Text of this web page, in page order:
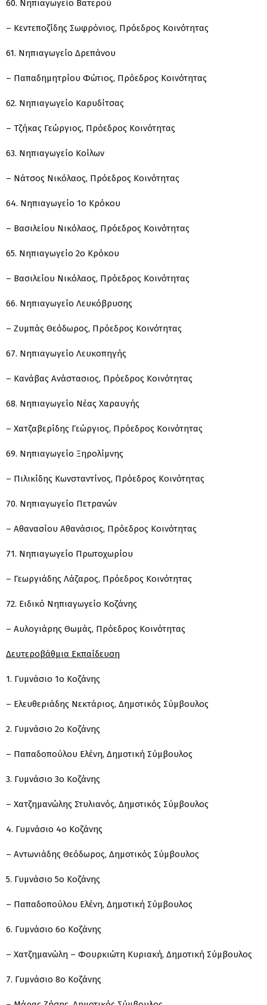
60. Νηπιαγωγείο Βατερού
– Κεντεποζίδης Σωφρόνιος, Πρόεδρος Κοινότητας
61. Νηπιαγωγείο Δρεπάνου
– Παπαδημητρίου Φώτιος, Πρόεδρος Κοινότητας
62. Νηπιαγωγείο Καρυδίτσας
– Τζήκας Γεώργιος, Πρόεδρος Κοινότητας
63. Νηπιαγωγείο Κοίλων
– Νάτσος Νικόλαος, Πρόεδρος Κοινότητας
64. Νηπιαγωγείο 1ο Κρόκου
– Βασιλείου Νικόλαος, Πρόεδρος Κοινότητας
65. Νηπιαγωγείο 2ο Κρόκου
– Βασιλείου Νικόλαος, Πρόεδρος Κοινότητας
66. Νηπιαγωγείο Λευκόβρυσης
– Ζυμπάς Θεόδωρος, Πρόεδρος Κοινότητας
67. Νηπιαγωγείο Λευκοπηγής
– Κανάβας Ανάστασιος, Πρόεδρος Κοινότητας
68. Νηπιαγωγείο Νέας Χαραυγής
– Χατζαβερίδης Γεώργιος, Πρόεδρος Κοινότητας
69. Νηπιαγωγείο Ξηρολίμνης
– Πιλικίδης Κωνσταντίνος, Πρόεδρος Κοινότητας
70. Νηπιαγωγείο Πετρανών
– Αθανασίου Αθανάσιος, Πρόεδρος Κοινότητας
71. Νηπιαγωγείο Πρωτοχωρίου
– Γεωργιάδης Λάζαρος, Πρόεδρος Κοινότητας
72. Ειδικό Νηπιαγωγείο Κοζάνης
– Αυλογιάρης Θωμάς, Πρόεδρος Κοινότητας
Δευτεροβάθμια Εκπαίδευση
1. Γυμνάσιο 1ο Κοζάνης
– Ελευθεριάδης Νεκτάριος, Δημοτικός Σύμβουλος
2. Γυμνάσιο 2ο Κοζάνης
– Παπαδοπούλου Ελένη, Δημοτική Σύμβουλος
3. Γυμνάσιο 3ο Κοζάνης
– Χατζημανώλης Στυλιανός, Δημοτικός Σύμβουλος
4. Γυμνάσιο 4ο Κοζάνης
– Αντωνιάδης Θεόδωρος, Δημοτικός Σύμβουλος
5. Γυμνάσιο 5ο Κοζάνης
– Παπαδοπούλου Ελένη, Δημοτική Σύμβουλος
6. Γυμνάσιο 6ο Κοζάνης
– Χατζημανώλη – Φουρκιώτη Κυριακή, Δημοτική Σύμβουλος
7. Γυμνάσιο 8ο Κοζάνης